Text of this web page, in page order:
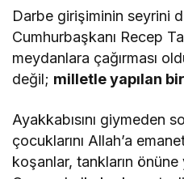
Darbe girişiminin seyrini
Cumhurbaşkanı Recep
meydanlara çağırması
değil; milletle yapılan
Ayakkabısını giymeden
çocuklarını Allah’a
koşanlar, tankların